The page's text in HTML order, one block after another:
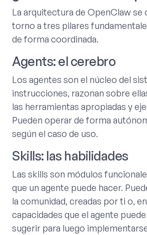
La arquitectura de OpenClaw se
torno a tres pilares
de forma coordinada.
Agents: el cerebro
Los agentes son el núcleo del
instrucciones, razonan sobre
las herramientas apropiadas y
Pueden operar de forma
según el caso de uso.
Skills: las habilidades
Las skills son módulos
que un agente puede hacer.
la comunidad, creadas por ti o,
capacidades que el agente
sugerir para luego